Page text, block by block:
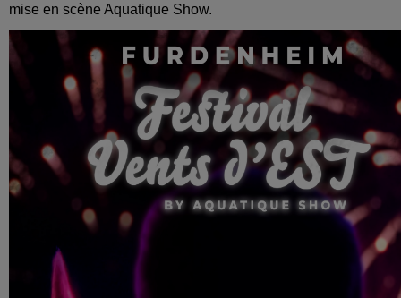
mise en scène Aquatique Show.